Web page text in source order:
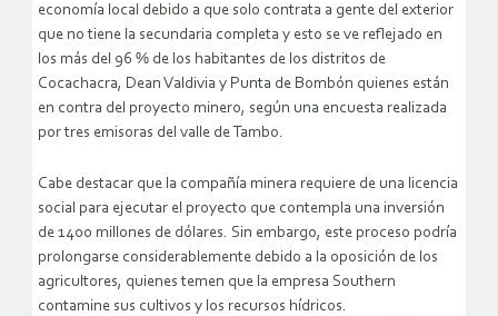
economía local debido a que solo contrata a gente del exterior
que no tiene la secundaria completa y esto se ve reflejado en
los más del 96 % de los habitantes de los distritos de
Cocachacra, Dean Valdivia y Punta de Bombón quienes están
en contra del proyecto minero, según una encuesta realizada
por tres emisoras del valle de Tambo.
Cabe destacar que la compañía minera requiere de una licencia
social para ejecutar el proyecto que contempla una inversión
de 1400 millones de dólares. Sin embargo, este proceso podría
prolongarse considerablemente debido a la oposición de los
agricultores, quienes temen que la empresa Southern
contamine sus cultivos y los recursos hídricos.